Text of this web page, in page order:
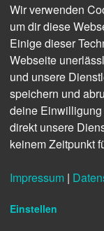
Risikobewertung.
Fehler in der
Fertigungsphase
sicherzustellen.
Ihnen wie sie mit
zu einer
erstellen.
Das Ziel:
Wir verwenden
um dir diese
Einige dieser
Webseite
und unsere
speichern und
deine
direkt unsere
keinem Zeitpunkt
Impressum |
Einstellen